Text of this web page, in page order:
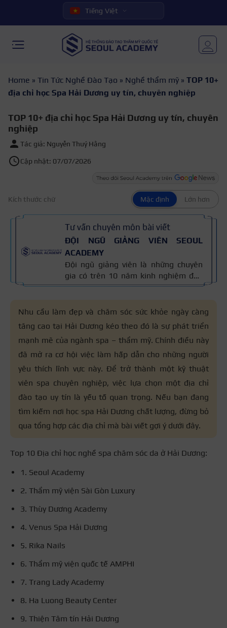
Tiếng Việt
Home » Tin Tức Nghề Đào Tạo » Nghề thẩm mỹ » TOP 10+
địa chỉ học Spa Hải Dương uy tín, chuyên nghiệp
TOP 10+ địa chỉ học Spa Hải Dương uy tín, chuyên
nghiệp
Tác giả: Nguyễn Thuý Hằng
Cập nhật: 07/07/2026
Kích thước chữ Mặc định Lớn hơn
Tư vấn chuyên môn bài viết
ĐỘI NGŨ GIẢNG VIÊN SEOUL
ACADEMY
Đội ngũ giảng viên là những chuyên
gia có trên 10 năm kinh nghiệm đào
tạo nghề và kiến thức thẩm mỹ
nối mi, trang điểm, tóc. Nội dung bài
viết được xây dựng dựa trên giáo trình
đào tạo và kinh nghiệm giảng dạy
thực tế, đồng thời được cập nhật
thường xuyên để đảm bảo tính chính
xác.
Nhu cầu làm đẹp và chăm sóc sức khỏe ngày càng
tăng cao tại Hải Dương kéo theo đó là sự phát triển
mạnh mẽ của ngành spa – thẩm mỹ. Chính điều này
đã mở ra cơ hội việc làm hấp dẫn cho những người
yêu thích lĩnh vực này. Để trở thành một kỹ thuật
viên spa chuyên nghiệp, việc lựa chọn một địa chỉ
đào tạo uy tín là yếu tố quan trọng. Nếu bạn đang
tìm kiếm nơi học spa Hải Dương chất lượng, đừng bỏ
qua tổng hợp các địa chỉ mà bài viết gợi ý dưới đây.
Top 10 Địa chỉ học nghề spa chăm sóc da ở Hải Dương:
1. Seoul Academy
2. Thẩm mỹ viện Sài Gòn Luxury
3. Thùy Dương Academy
4. Venus Spa Hải Dương
5. Rika Nails
6. Thẩm mỹ viện quốc tế AMPHI
7. Trang Lady Academy
8. Ha Luong Beauty Center
9. Thiện Tâm tín Hải Dương